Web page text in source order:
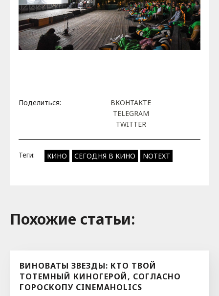
Поделиться:
ВКОНТАКТЕ
TELEGRAM
TWITTER
Теги: КИНО СЕГОДНЯ В КИНО NOTEXT
Похожие cтатьи:
ВИНОВАТЫ ЗВЕЗДЫ: КТО ТВОЙ
ТОТЕМНЫЙ КИНОГЕРОЙ, СОГЛАСНО
ГОРОСКОПУ CINEMAHOLICS